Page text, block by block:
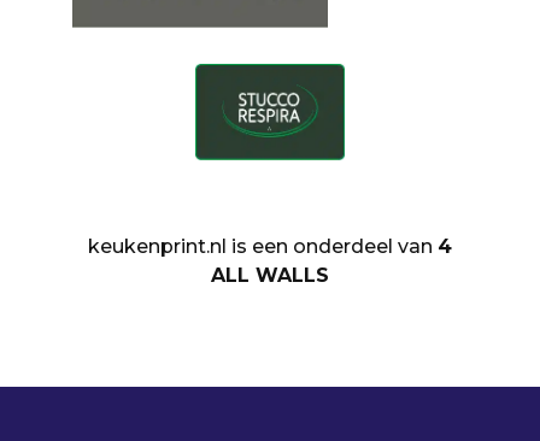
keukenprint.nl is een onderdeel van 4
ALL WALLS